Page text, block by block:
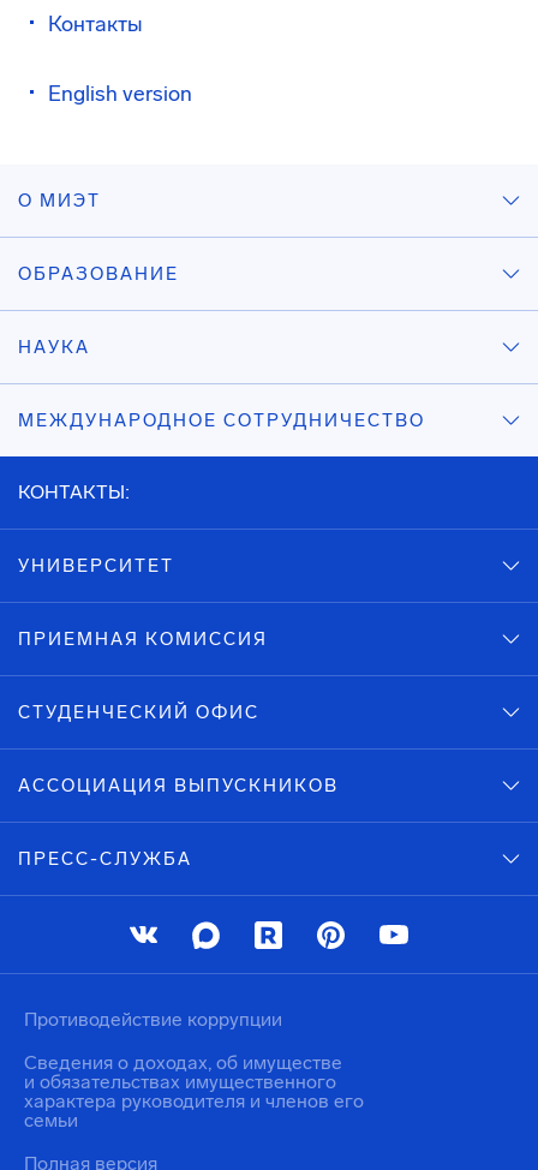
Контакты
English version
О МИЭТ
ОБРАЗОВАНИЕ
НАУКА
МЕЖДУНАРОДНОЕ СОТРУДНИЧЕСТВО
КОНТАКТЫ:
УНИВЕРСИТЕТ
ПРИЕМНАЯ КОМИССИЯ
СТУДЕНЧЕСКИЙ ОФИС
АССОЦИАЦИЯ ВЫПУСКНИКОВ
ПРЕСС-СЛУЖБА
Противодействие коррупции
Сведения о доходах, об имуществе
и обязательствах имущественного
характера руководителя и членов его
семьи
Полная версия